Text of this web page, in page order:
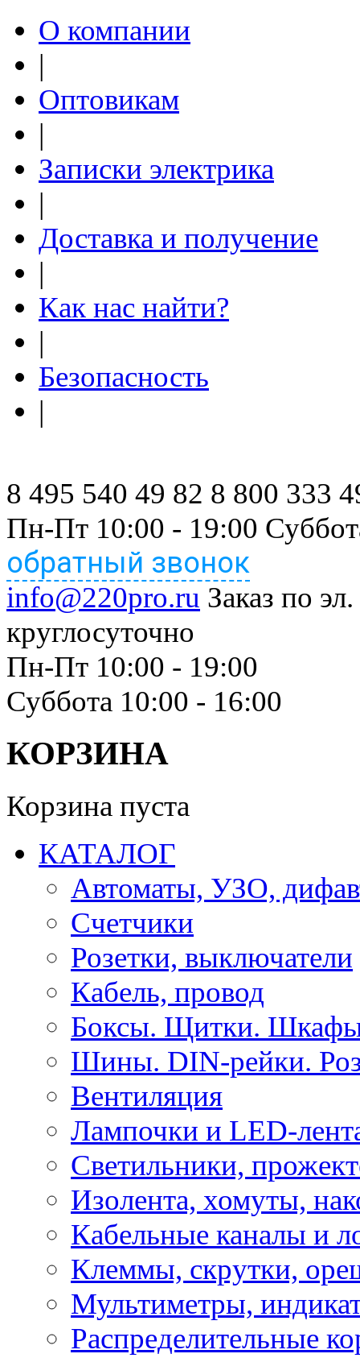
О компании
|
Оптовикам
|
Записки электрика
|
Доставка и получение
|
Как нас найти?
|
Безопасность
|
8 495 540 49 82 8 800 333
Пн-Пт 10:00 - 19:00
обратный звонок
info@220pro.ru Заказ по
круглосуточно
Пн-Пт 10:00 - 19:00
Суббота 10:00 - 16:00
КОРЗИНА
Корзина пуста
КАТАЛОГ
Автоматы, УЗО,
Счетчики
Розетки, выключатели
Кабель, провод
Боксы. Щитки.
Шины. DIN-рейки.
Вентиляция
Лампочки и LED-
Светильники,
Изолента, хомуты,
Кабельные каналы и
Клеммы, скрутки,
Мультиметры,
Распределительные